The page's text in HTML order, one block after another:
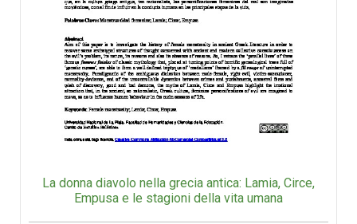
La donna diavolo nella grecia antica: Lamia, Circe,
Empusa e le stagioni della vita umana